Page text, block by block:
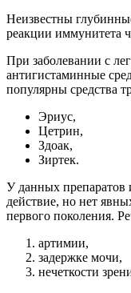
Неизвестны
реакции иммунитета
При заболевании с
антигистаминные
популярны средства
Эриус,
Цетрин,
Здоак,
Зиртек.
У данных препаратов
действие, но нет
первого поколения.
артимии,
задержке мочи,
нечеткости